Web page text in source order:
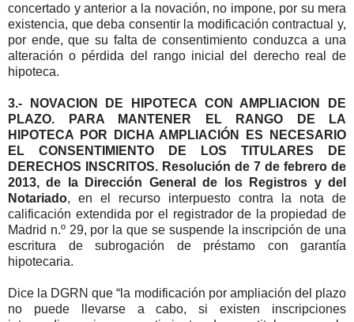
concertado y anterior a la novación, no impone, por su mera
existencia, que deba consentir la modificación contractual y,
por ende, que su falta de consentimiento conduzca a una
alteración o pérdida del rango inicial del derecho real de
hipoteca.
3.- NOVACION DE HIPOTECA CON AMPLIACION DE
PLAZO. PARA MANTENER EL RANGO DE LA
HIPOTECA POR DICHA AMPLIACIÓN ES NECESARIO
EL CONSENTIMIENTO DE LOS TITULARES DE
DERECHOS INSCRITOS. Resolución de 7 de febrero de
2013, de la Dirección General de los Registros y del
Notariado, en el recurso interpuesto contra la nota de
calificación extendida por el registrador de la propiedad de
Madrid n.º 29, por la que se suspende la inscripción de una
escritura de subrogación de préstamo con garantía
hipotecaria.
Dice la DGRN que “la modificación por ampliación del plazo
no puede llevarse a cabo, si existen inscripciones